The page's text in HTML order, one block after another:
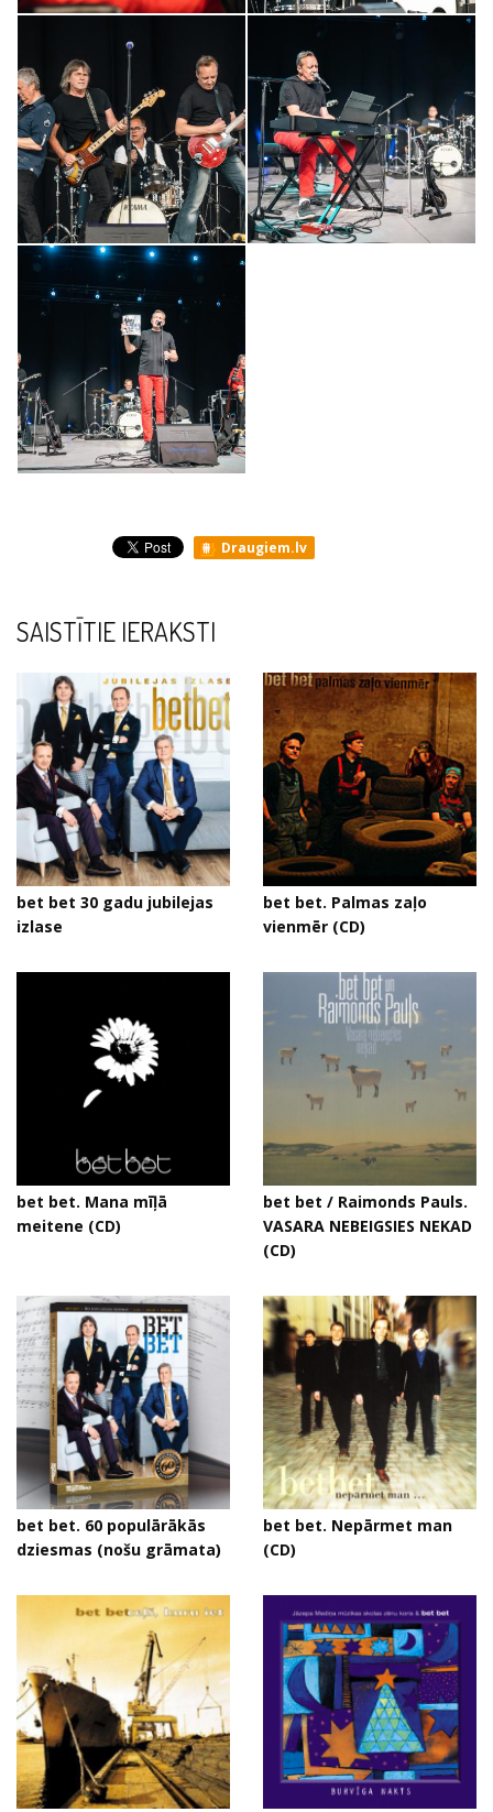
Draugiem.lv
SAISTĪTIE IERAKSTI
bet bet 30 gadu jubilejas
izlase
bet bet. Palmas zaļo
vienmēr (CD)
bet bet. Mana mīļā
meitene (CD)
bet bet / Raimonds Pauls.
VASARA NEBEIGSIES NEKAD
(CD)
bet bet. 60 populārākās
dziesmas (nošu grāmata)
bet bet. Nepārmet man
(CD)